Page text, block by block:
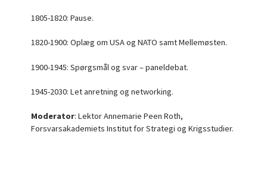
1805-1820: Pause.
1820-1900: Oplæg om USA og NATO samt Mellemøsten.
1900-1945: Spørgsmål og svar – paneldebat.
1945-2030: Let anretning og networking.
Moderator: Lektor Annemarie Peen Roth,
Forsvarsakademiets Institut for Strategi og Krigsstudier.